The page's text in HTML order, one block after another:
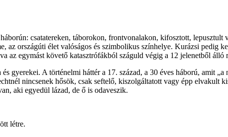
csatatereken, táborokon, frontvonalakon, kifosztott,
országúti élet valóságos és szimbolikus színhelye. Kurázsi pedig
az egymást követő katasztrófákból száguld végig a 12 jelenetből
gyerekei. A történelmi háttér a 17. század, a 30 éves háború, amit
nincsenek hősök, csak seftelő, kiszolgáltatott vagy épp elvakult
aki egyedül lázad, de ő is odaveszik.
létre.